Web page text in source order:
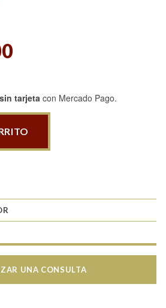
tarjeta con Mercado Pago.
UNA CONSULTA